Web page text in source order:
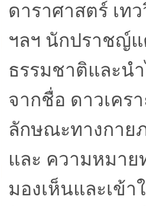
ดาราศาสตร์ เท
ฯลฯ นักปราชญ์
ธรรมชาติและน
จากชื่อ ดาวเคร
ลักษณะทางกาย
และ ความหมาย
มองเห็นและเข้